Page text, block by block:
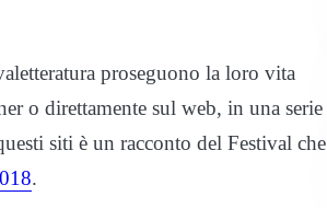
proseguono la loro vita
o direttamente sul web, in una serie
siti è un racconto del Festival che
.